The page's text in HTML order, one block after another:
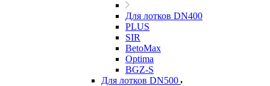
Для лотков DN400
PLUS
SIR
BetoMax
Optima
BGZ-S
Для лотков DN500